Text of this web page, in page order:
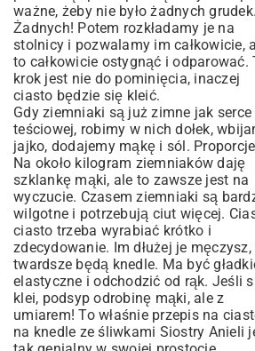
ważne, żeby nie było żadnych grudek.
Żadnych! Potem rozkładamy je na
stolnicy i pozwalamy im całkowicie,
to całkowicie ostygnąć i odparować.
krok jest nie do pominięcia, inaczej
ciasto będzie się kleić.
Gdy ziemniaki są już zimne jak serce
teściowej, robimy w nich dołek,
jajko, dodajemy mąkę i sól.
Na około kilogram ziemniaków daję
szklankę mąki, ale to zawsze jest na
wyczucie. Czasem ziemniaki są
wilgotne i potrzebują ciut więcej.
ciasto trzeba wyrabiać krótko i
zdecydowanie. Im dłużej je
twardsze będą knedle. Ma być
elastyczne i odchodzić od rąk. Jeśli
klei, podsyp odrobinę mąki, ale z
umiarem! To właśnie przepis na
na knedle ze śliwkami Siostry Anieli